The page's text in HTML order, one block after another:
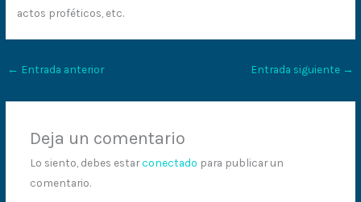
actos proféticos, etc.
← Entrada anterior Entrada siguiente →
Deja un comentario
Lo siento, debes estarconectado para publicar un
comentario.